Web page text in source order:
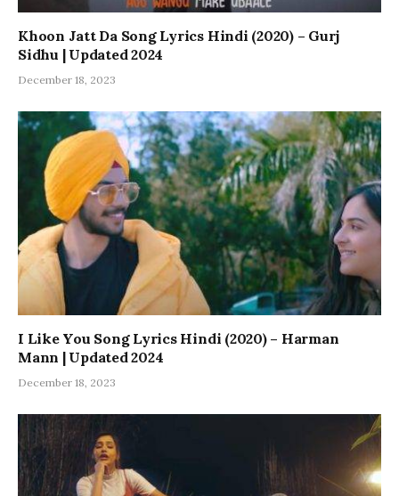
Khoon Jatt Da Song Lyrics Hindi (2020) – Gurj
Sidhu | Updated 2024
December 18, 2023
I Like You Song Lyrics Hindi (2020) – Harman
Mann | Updated 2024
December 18, 2023